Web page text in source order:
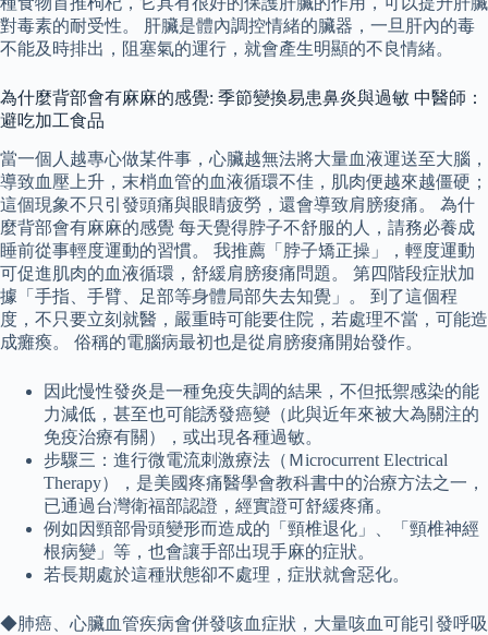
對毒素的耐受性。 肝臟是體內調控情緒的臟器，一旦肝內的毒
不能及時排出，阻塞氣的運行，就會產生明顯的不良情緒。
為什麼背部會有麻麻的感覺: 季節變換易患鼻炎與過敏 中醫師：
避吃加工食品
當一個人越專心做某件事，心臟越無法將大量血液運送至大腦，
導致血壓上升，末梢血管的血液循環不佳，肌肉便越來越僵硬；
這個現象不只引發頭痛與眼睛疲勞，還會導致肩膀痠痛。 為什
麼背部會有麻麻的感覺 每天覺得脖子不舒服的人，請務必養成
睡前從事輕度運動的習慣。 我推薦「脖子矯正操」，輕度運動
可促進肌肉的血液循環，舒緩肩膀痠痛問題。 第四階段症狀加
據「手指、手臂、足部等身體局部失去知覺」。 到了這個程
度，不只要立刻就醫，嚴重時可能要住院，若處理不當，可能造
成癱瘓。 俗稱的電腦病最初也是從肩膀痠痛開始發作。
因此慢性發炎是一種免疫失調的結果，不但抵禦感染的能
力減低，甚至也可能誘發癌變（此與近年來被大為關注的
免疫治療有關），或出現各種過敏。
步驟三：進行微電流刺激療法（Ｍicrocurrent Electrical
Therapy），是美國疼痛醫學會教科書中的治療方法之一，
已通過台灣衛福部認證，經實證可舒緩疼痛。
例如因頸部骨頭變形而造成的「頸椎退化」、「頸椎神經
根病變」等，也會讓手部出現手麻的症狀。
若長期處於這種狀態卻不處理，症狀就會惡化。
◆肺癌、心臟血管疾病會併發咳血症狀，大量咳血可能引發呼吸